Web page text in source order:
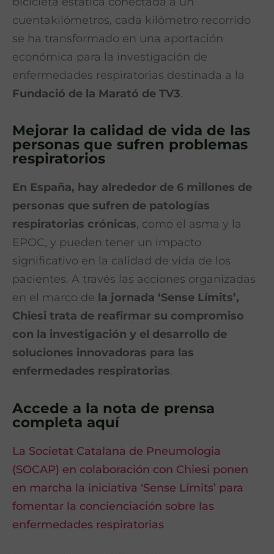
cuentakilómetros, cada kilómetro recorrido
se ha transformado en una aportación
económica para la investigación de
enfermedades respiratorias destinada a la
Fundació de la Marató de TV3.
Mejorar la calidad de vida de las
personas que sufren problemas
respiratorios
En España, hay alrededor de 6 millones de
personas que sufren de patologías
respiratorias crónicas, como el asma y la
EPOC, y pueden tener un impacto
significativo en la calidad de vida de los
pacientes. A través las acciones organizadas
en el marco de la jornada ‘Sense Límits’,
Chiesi trata de reafirmar su compromiso
con la investigación y el desarrollo de
soluciones innovadoras para las
enfermedades respiratorias.
Accede a la nota de prensa
completa aquí
La Societat Catalana de Pneumologia
(SOCAP) en colaboración con Chiesi ponen
en marcha la iniciativa ‘Sense Límits’ para
fomentar la concienciación sobre las
enfermedades respiratorias